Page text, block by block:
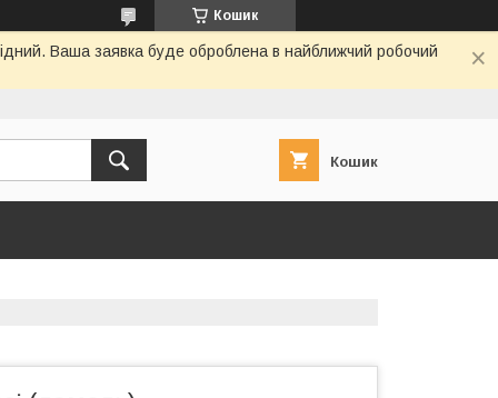
Кошик
Ваша заявка буде оброблена в найближчий робочий
Кошик